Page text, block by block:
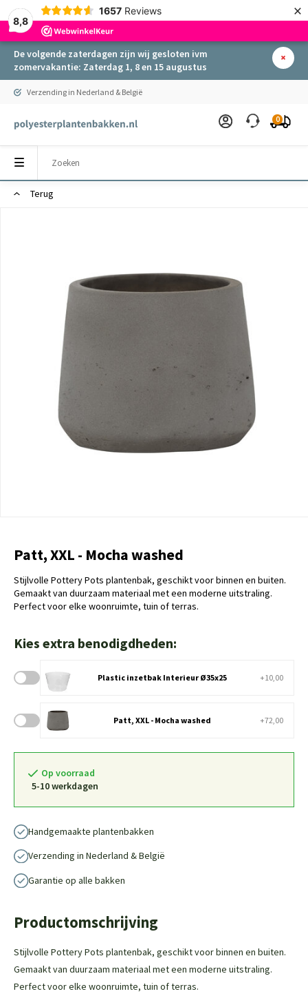
8,8
1657 Reviews ×
De volgende zaterdagen zijn wij gesloten ivm
zomervakantie: Zaterdag 1, 8 en 15 augustus
Verzending in Nederland & België
0
Terug
Patt, XXL - Mocha washed
Stijlvolle Pottery Pots plantenbak, geschikt voor binnen en buiten.
Gemaakt van duurzaam materiaal met een moderne uitstraling.
Perfect voor elke woonruimte, tuin of terras.
Kies extra benodigdheden:
Plastic inzetbak Interieur Ø35x25 +10,00
Patt, XXL - Mocha washed +72,00
Op voorraad
5-10 werkdagen
Handgemaakte plantenbakken
Verzending in Nederland & België
Garantie op alle bakken
Productomschrijving
Stijlvolle Pottery Pots plantenbak, geschikt voor binnen en buiten.
Gemaakt van duurzaam materiaal met een moderne uitstraling.
Perfect voor elke woonruimte, tuin of terras.